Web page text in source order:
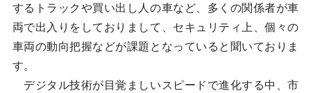
するトラックや買い出し人の車など、多くの関係者が車
両で出入りをしておりまして、セキュリティ上、個々の
車両の動向把握などが課題となっていると聞いておりま
す。
デジタル技術が目覚ましいスピードで進化する中、市